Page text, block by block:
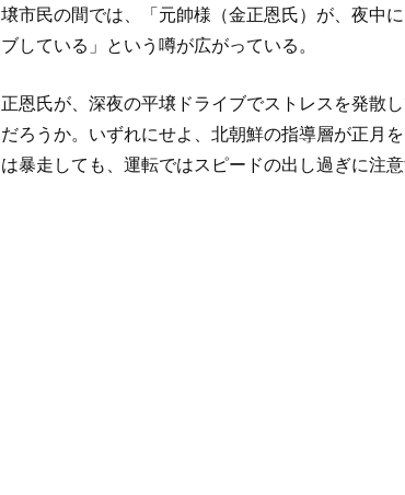
壌市民の間では、「元帥様（金正恩氏）が、夜中
ブしている」という噂が広がっている。
正恩氏が、深夜の平壌ドライブでストレスを発散
だろうか。いずれにせよ、北朝鮮の指導層が正月
は暴走しても、運転ではスピードの出し過ぎに注